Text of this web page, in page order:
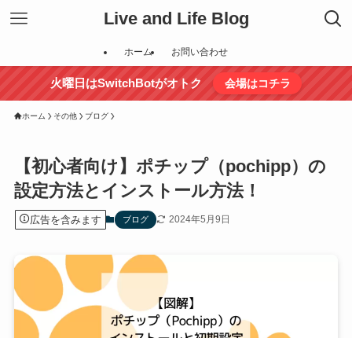
Live and Life Blog
ホーム お問い合わせ
火曜日はSwitchBotがオトク 会場はコチラ
ホーム その他 ブログ
【初心者向け】ポチップ（pochipp）の
設定方法とインストール方法！
広告を含みます ブログ 2024年5月9日